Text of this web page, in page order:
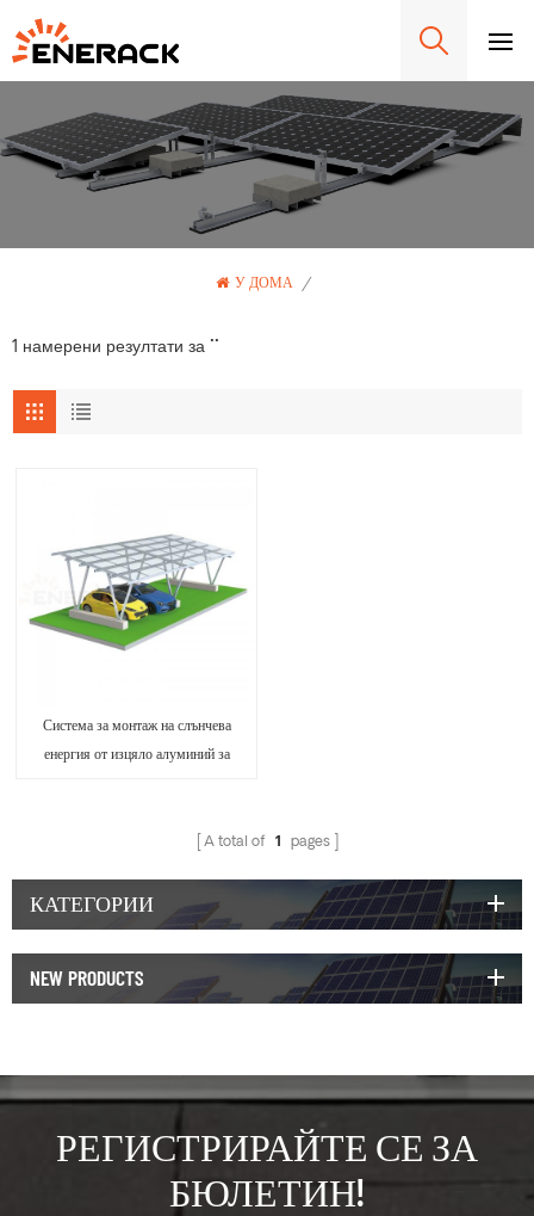
У ДОМА /
1 намерени резултати за ""
Система за монтаж на слънчева
енергия от изцяло алуминий за
A total of 1 pages
КАТЕГОРИИ
NEW PRODUCTS
РЕГИСТРИРАЙТЕ СЕ ЗА
БЮЛЕТИН!